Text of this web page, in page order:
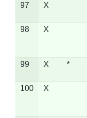
97 X
98 X
99 X *
100 X